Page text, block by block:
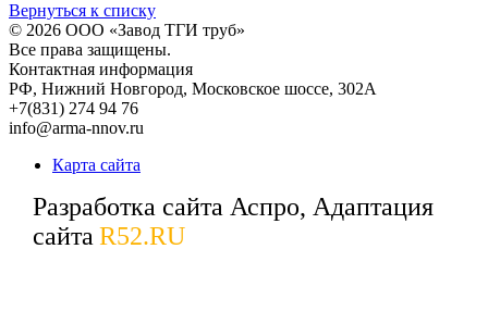
Вернуться к списку
© 2026 ООО «Завод ТГИ труб»
Все права защищены.
Контактная информация
РФ, Нижний Новгород, Московское шоссе, 302А
+7(831) 274 94 76
info@arma-nnov.ru
Карта сайта
Разработка сайта Аспро, Адаптация
сайта R52.RU